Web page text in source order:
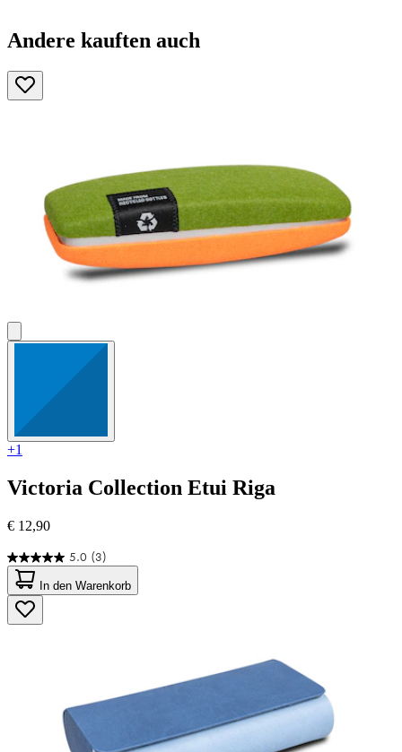
Andere kauften auch
+1
Victoria Collection Etui Riga
€ 12,90
5.0 (3)
5.0
von
5
Sternen.
3
In den Warenkorb